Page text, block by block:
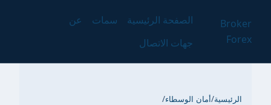
Broker
Forex
الصفحة الرئيسية سمات
عن
جهات الاتصال
الرئيسية/أمان الوسطاء/